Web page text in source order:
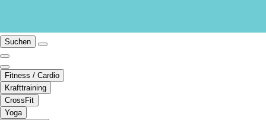
Suchen
Fitness / Cardio
Krafttraining
CrossFit
Yoga